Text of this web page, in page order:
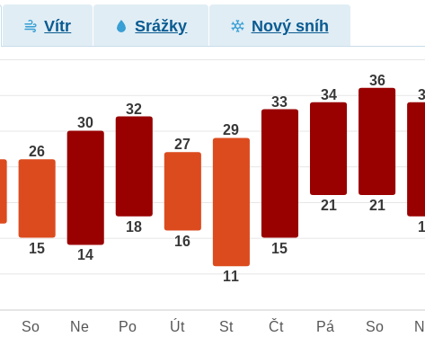
Vítr Srážky Nový sníh
26
15
30
14
32
18
27
16
29
11
33
15
34
21
36
21
So Ne Po Út St Čt Pá So